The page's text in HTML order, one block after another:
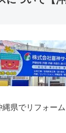
県でリフォー